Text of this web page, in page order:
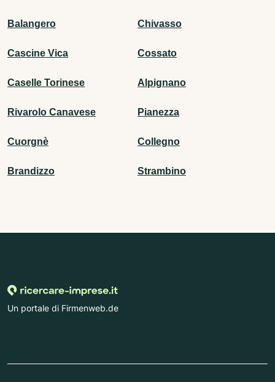
Balangero Chivasso
Cascine Vica Cossato
Caselle Torinese Alpignano
Rivarolo Canavese Pianezza
Cuorgnè Collegno
Brandizzo Strambino
Un portale di Firmenweb.de